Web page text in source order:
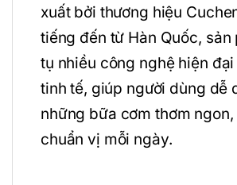
xuất bởi thương hiệu
tiếng đến từ Hàn Quốc, sản
tụ nhiều công nghệ hiện
tinh tế, giúp người dùng dễ
những bữa cơm thơm
chuẩn vị mỗi ngày.